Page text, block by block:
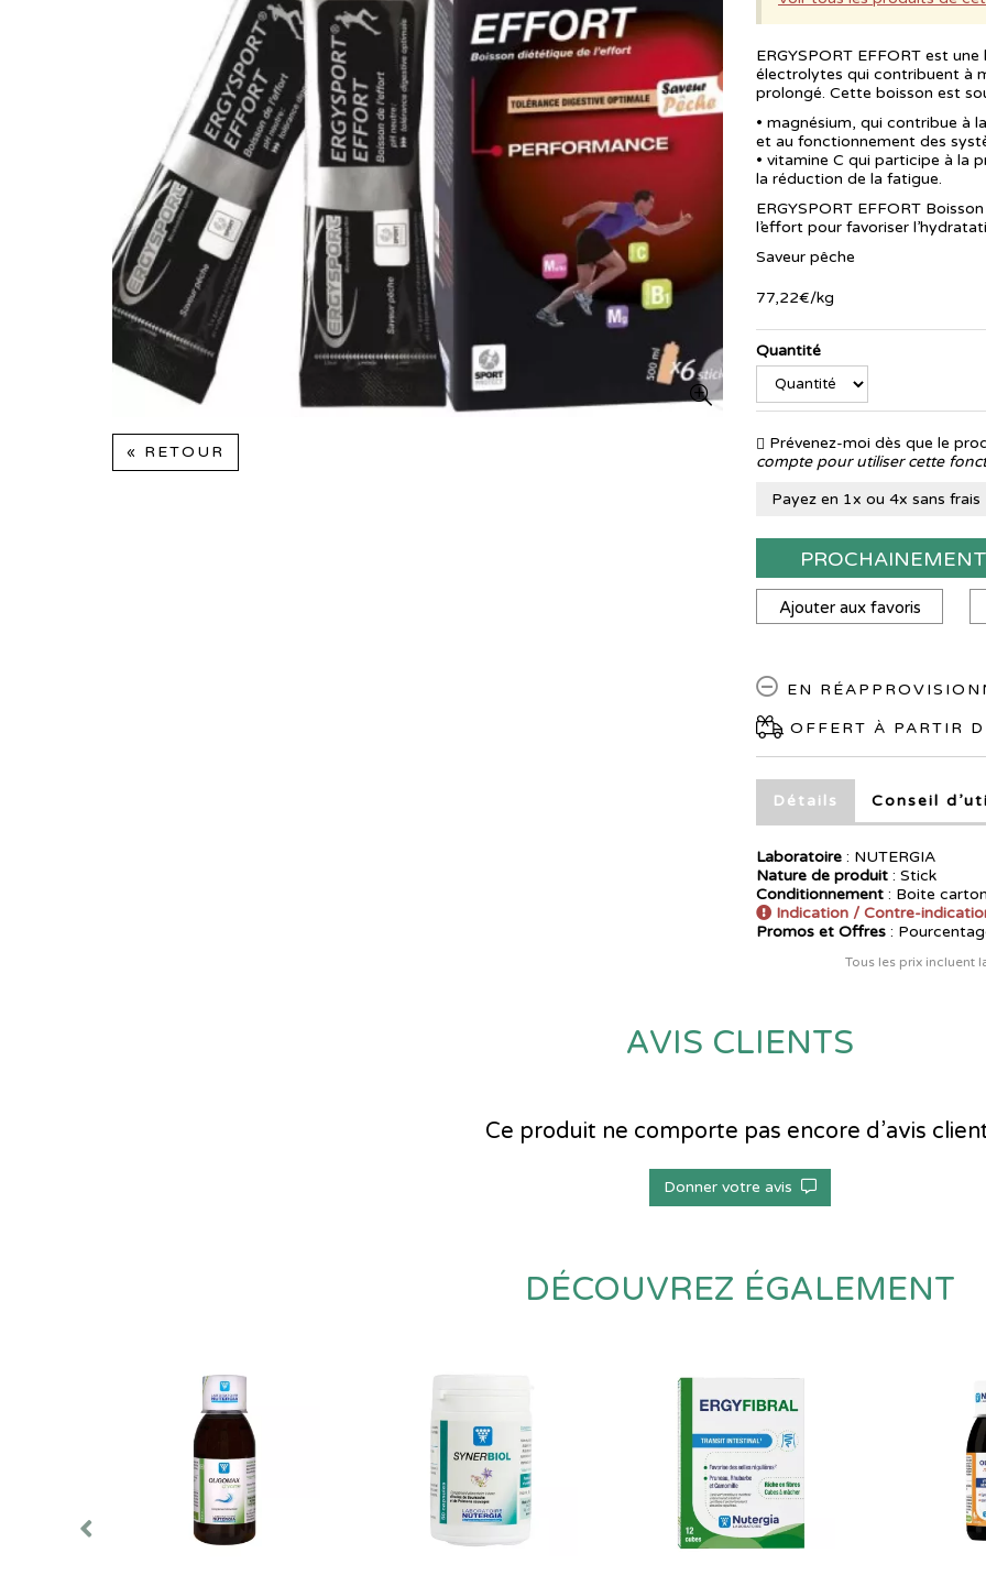
« RETOUR
ERGYSPORT EFFORT est
électrolytes qui contribuent à
prolongé. Cette boisson est
• magnésium, qui contribue à
et au fonctionnement des
• vitamine C qui participe à la
la réduction de la fatigue.
ERGYSPORT EFFORT
l’effort pour favoriser
Saveur pêche
77,22€/kg
Quantité
Prévenez-moi dès que le
compte pour utiliser cette
Payez en 1x ou 4x sans frais
PROCHAINEMENT
Ajouter aux favoris
EN
OFFERT À PARTIR
Détails Conseil
Laboratoire : NUTERGIA
Nature de produit : Stick
Conditionnement : Boite
Indication / Contre-
Promos et Offres :
Tous les prix incluent
AVIS CLIENTS
Ce produit ne comporte pas encore d’avis
Donner votre avis
DÉCOUVREZ ÉGALEMENT